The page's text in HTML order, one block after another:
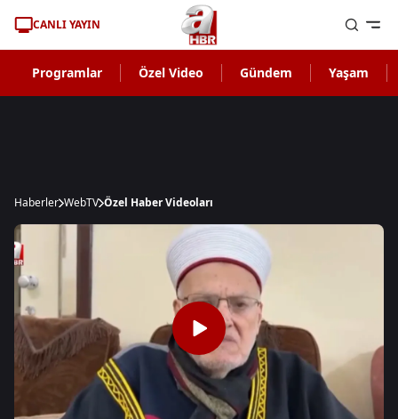
CANLI YAYIN
Programlar Özel Video Gündem Yaşam
Haberler WebTV Özel Haber Videoları